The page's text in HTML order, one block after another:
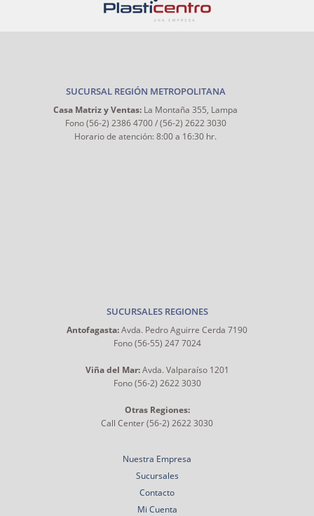
SUCURSAL REGIÓN METROPOLITANA
Casa Matriz y Ventas: La Montaña 355, Lampa
Fono (56-2) 2386 4700 / (56-2) 2622 3030
Horario de atención: 8:00 a 16:30 hr.
SUCURSALES REGIONES
Antofagasta:Avda. Pedro Aguirre Cerda 7190
Fono (56-55) 247 7024
Viña del Mar:Avda. Valparaíso 1201
Fono (56-2) 2622 3030
Otras Regiones:
Call Center (56-2) 2622 3030
Nuestra Empresa
Sucursales
Contacto
Mi Cuenta